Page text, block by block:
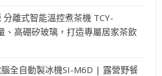
離式智能溫控煮茶機 TCY-
高硼矽玻璃，打造專屬居家茶飲
腦全自動製冰機SI-M6D | 露營野餐